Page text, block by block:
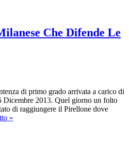
Nessuno
escluso!Che Difende Le
di primo grado arrivata a carico di
Dicembre 2013. Quel giorno un folto
di raggiungere il Pirellone dove
»